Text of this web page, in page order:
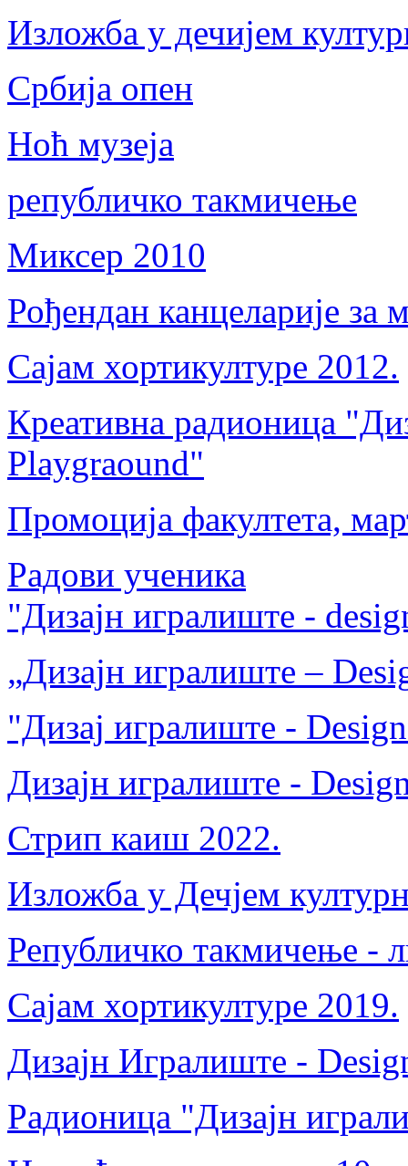
Изложба у дечијем
Србија опен
Ноћ музеја
републичко такмичење
Миксер 2010
Рођендан канцеларије за
Сајам хортикултуре 2012.
Креативна радионица
Playgraound"
Промоција факултета,
Радови ученика
"Дизајн игралиште -
„Дизајн игралиште –
"Дизај игралиште -
Дизајн игралиште -
Стрип каиш 2022.
Изложба у Дечјем
Републичко такмичење -
Сајам хортикултуре 2019.
Дизајн Игралиште -
Радионица "Дизајн